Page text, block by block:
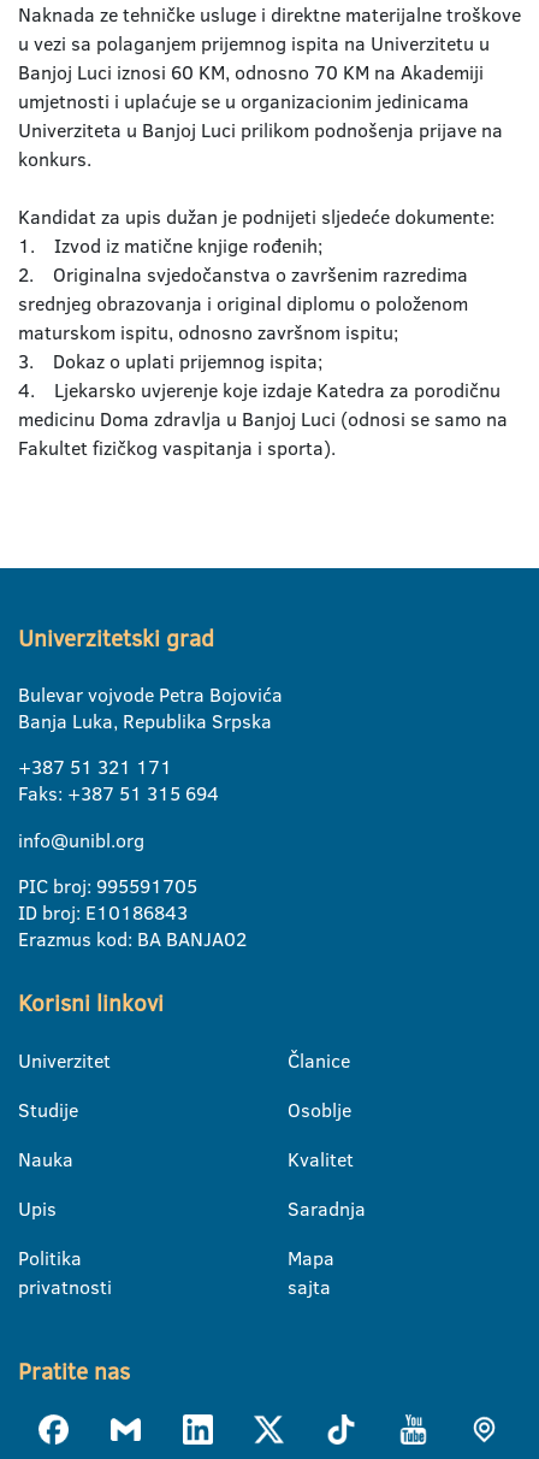
Naknada ze tehničke usluge i direktne materijalne troškove
u vezi sa polaganjem prijemnog ispita na Univerzitetu u
Banjoj Luci iznosi 60 KM, odnosno 70 KM na Akademiji
umjetnosti i uplaćuje se u organizacionim jedinicama
Univerziteta u Banjoj Luci prilikom podnošenja prijave na
konkurs.
Kandidat za upis dužan je podnijeti sljedeće dokumente:
1. Izvod iz matične knjige rođenih;
2. Originalna svjedočanstva o završenim razredima
srednjeg obrazovanja i original diplomu o položenom
maturskom ispitu, odnosno završnom ispitu;
3. Dokaz o uplati prijemnog ispita;
4. Ljekarsko uvjerenje koje izdaje Katedra za porodičnu
medicinu Doma zdravlja u Banjoj Luci (odnosi se samo na
Fakultet fizičkog vaspitanja i sporta).
Univerzitetski grad
Bulevar vojvode Petra Bojovića
Banja Luka, Republika Srpska
+387 51 321 171
Faks: +387 51 315 694
info@unibl.org
PIC broj: 995591705
ID broj: E10186843
Erazmus kod: BA BANJA02
Korisni linkovi
Univerzitet
Studije
Nauka
Upis
Politika
privatnosti
Članice
Osoblje
Kvalitet
Saradnja
Mapa
sajta
Pratite nas